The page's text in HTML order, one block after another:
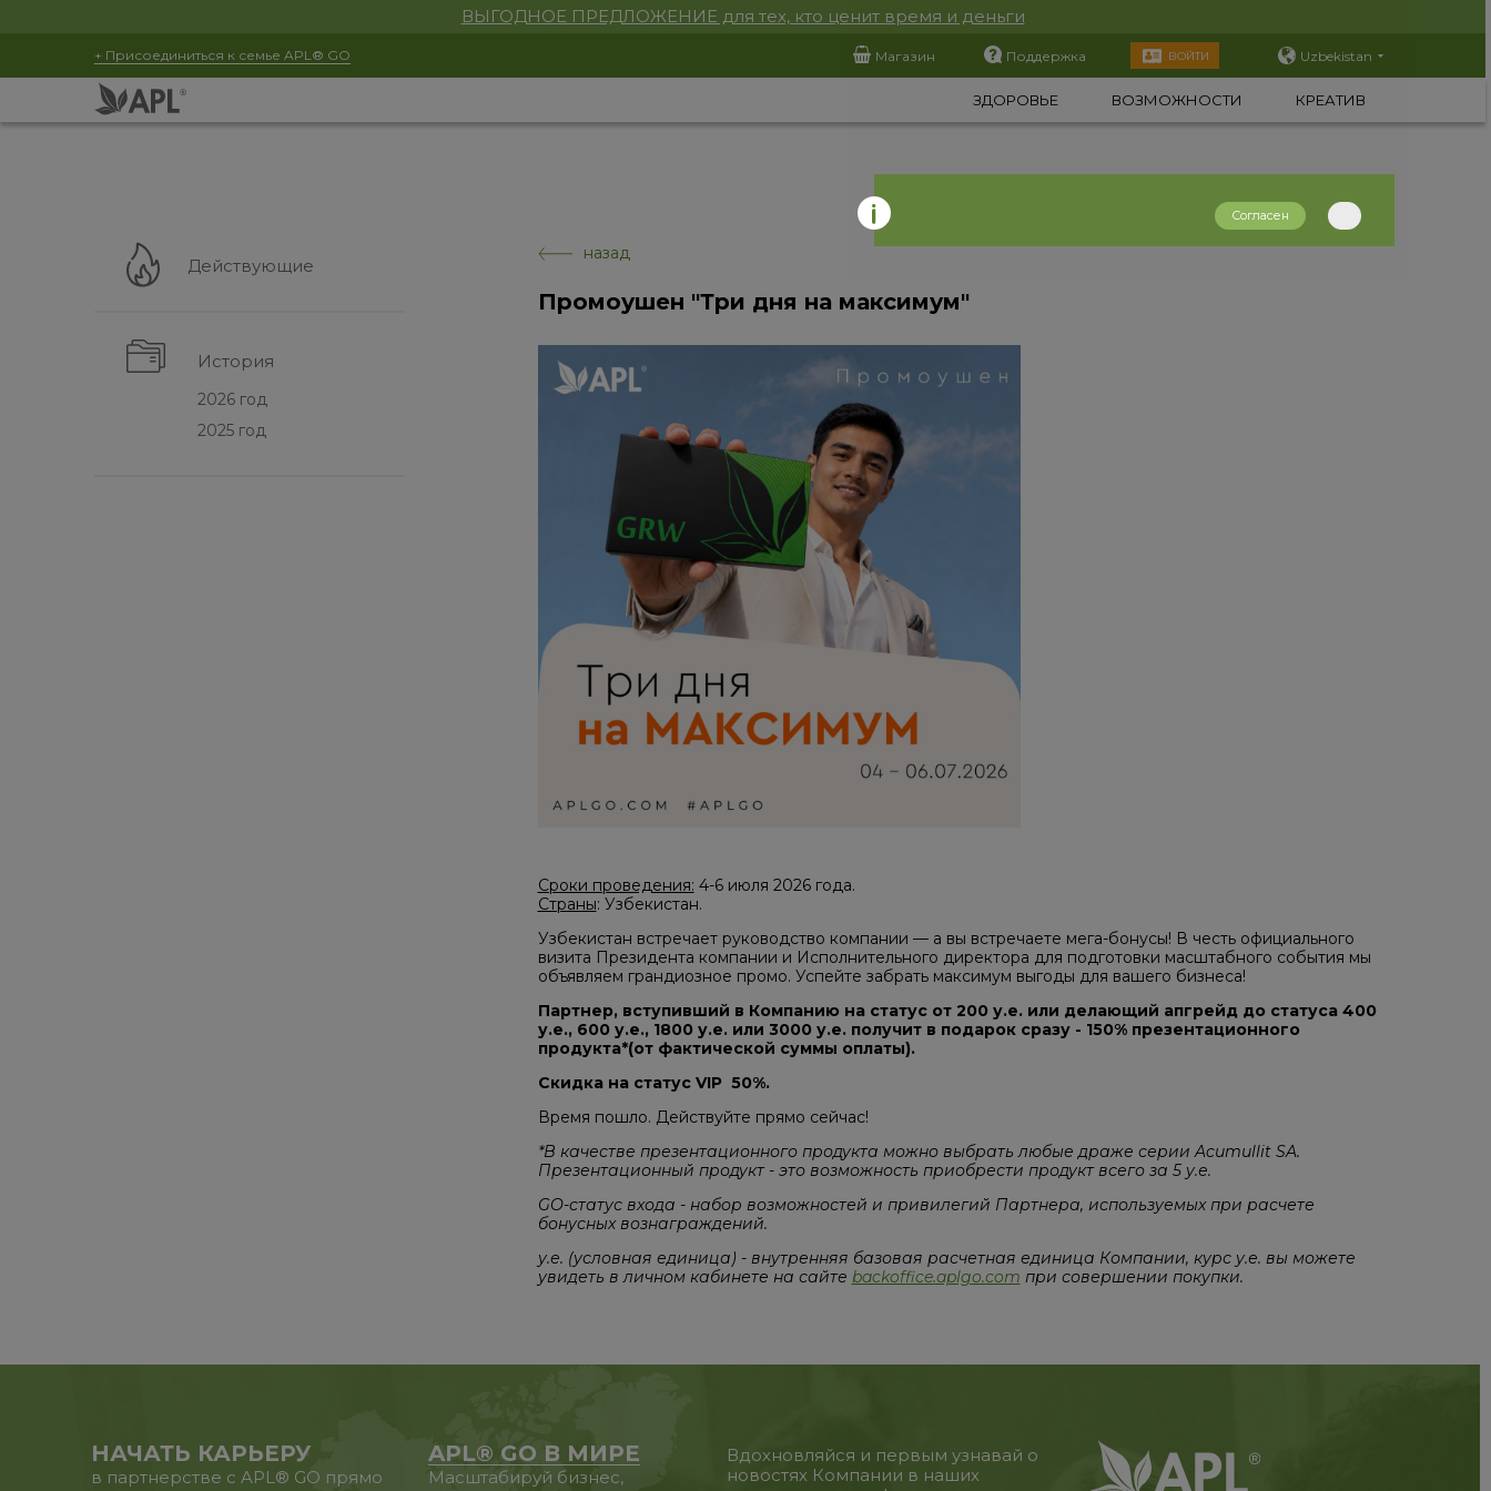
ВЫГОДНОЕ ПРЕДЛОЖЕНИЕ для тех, кто ценит время и деньги
+ Присоединиться к семье APL® GO Магазин Поддержка ВОЙТИ Uzbekistan
ЗДОРОВЬЕ ВОЗМОЖНОСТИ КРЕАТИВ
Действующие
История
2026 год
2025 год
назад
Промоушен "Три дня на максимум"
Сроки проведения: 4-6 июля 2026 года.
Страны: Узбекистан.
Узбекистан встречает руководство компании — а вы встречаете мега-бонусы! В честь официального
визита Президента компании и Исполнительного директора для подготовки масштабного события мы
объявляем грандиозное промо. Успейте забрать максимум выгоды для вашего бизнеса!
Партнер, вступивший в Компанию на статус от 200 у.е. или делающий апгрейд до статуса 400
у.е., 600 у.е., 1800 у.е. или 3000 у.е. получит в подарок сразу - 150% презентационного
продукта*(от фактической суммы оплаты).
Скидка на статус VIP 50%.
Время пошло. Действуйте прямо сейчас!
*В качестве презентационного продукта можно выбрать любые драже серии Acumullit SA.
Презентационный продукт - это возможность приобрести продукт всего за 5 у.е.
GO-статус входа - набор возможностей и привилегий Партнера, используемых при расчете
бонусных вознаграждений.
у.е. (условная единица) - внутренняя базовая расчетная единица Компании, курс у.е. вы можете
увидеть в личном кабинете на сайте backoffice.aplgo.com при совершении покупки.
НАЧАТЬ КАРЬЕРУ
в партнерстве с APL® GO прямо
APL® GO В МИРЕ
Масштабируй бизнес,
Вдохновляйся и первым узнавай о
новостях Компании в наших
Согласен